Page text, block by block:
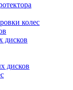
колес
дисков
дисков